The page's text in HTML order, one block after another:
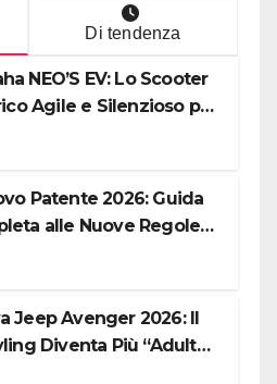
Di tendenza
NEO’S EV: Lo Scooter
Agile e Silenzioso per
Patente 2026: Guida
alle Nuove Regole,
Jeep Avenger 2026: Il
Diventa Più “Adulto”,